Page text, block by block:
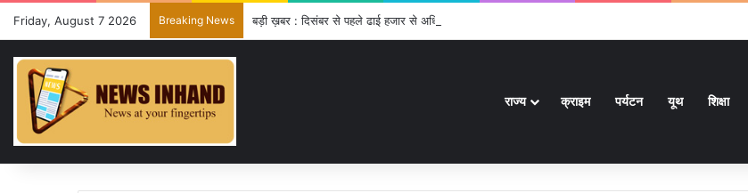
Friday, August 7 2026 Breaking News बड़ी ख़बर : दिसंबर से पहले ढाई हजार से अधिक पदों के लिए भरे जाएंगे फार्म
राज्य क्राइम पर्यटन यूथ शिक्षा